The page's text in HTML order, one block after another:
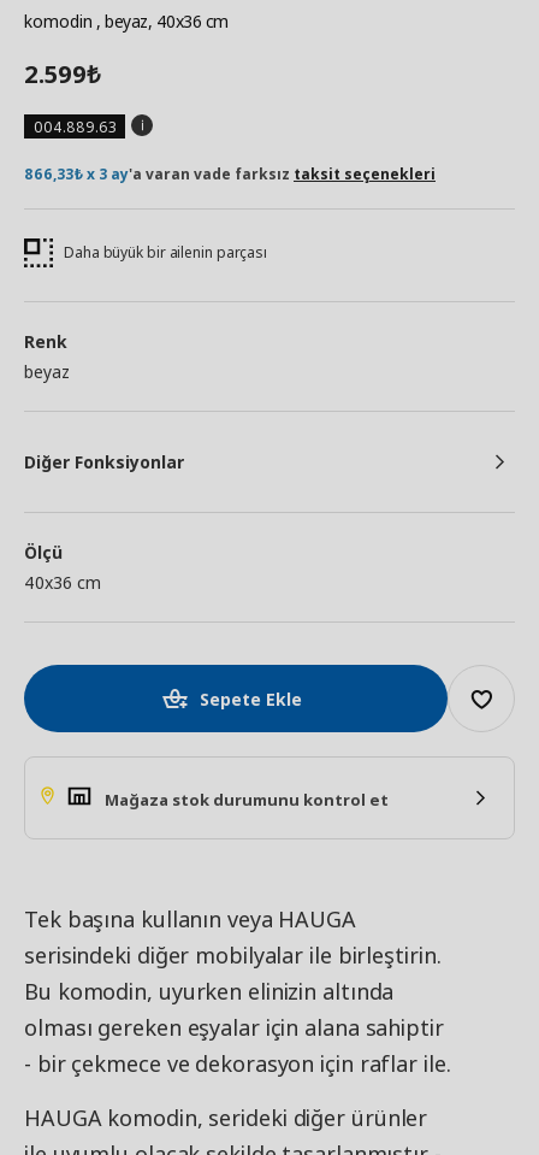
komodin , beyaz, 40x36 cm
2.599₺
004.889.63
866,33₺ x 3 ay'a varan vade farksız taksit seçenekleri
Daha büyük bir ailenin parçası
Renk
beyaz
Diğer Fonksiyonlar
Ölçü
40x36 cm
Sepete Ekle
Mağaza stok durumunu kontrol et
Tek başına kullanın veya HAUGA
serisindeki diğer mobilyalar ile birleştirin.
Bu komodin, uyurken elinizin altında
olması gereken eşyalar için alana sahiptir
- bir çekmece ve dekorasyon için raflar ile.
HAUGA komodin, serideki diğer ürünler